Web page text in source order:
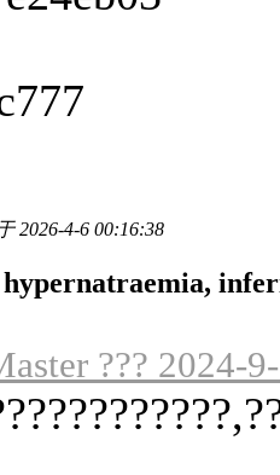
2026-4-6 00:16:38
??? 2024-